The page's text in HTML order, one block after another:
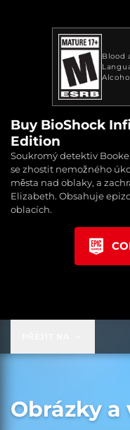
Blood
Buy BioShock
Edition
Soukromý detektiv
se zhostit nemožného
města nad oblaky, a
Elizabeth. Obsahuje
oblacích.
Obrázky a